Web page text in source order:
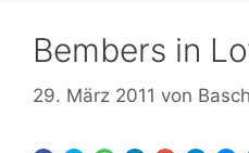
Bembers in
29. März 2011 von